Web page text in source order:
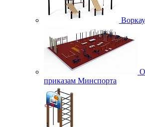
приказам Минспорта